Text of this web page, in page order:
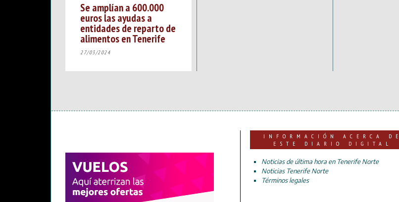
Se amplían a 600.000
euros las ayudas a
entidades de reparto de
alimentos en Tenerife
27/03/2024
INFORMACIÓN ACERCA DE
ESTE DIARIO DIGITAL
Noticias de última hora en Tenerife Norte
Noticias Tenerife Norte
Términos legales